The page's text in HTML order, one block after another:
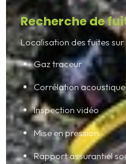
Recherche de
Localisation des fuites sur
Gaz traceur
Corrélation acoustique
Inspection vidéo
Mise en pression
Rapport assurantiel